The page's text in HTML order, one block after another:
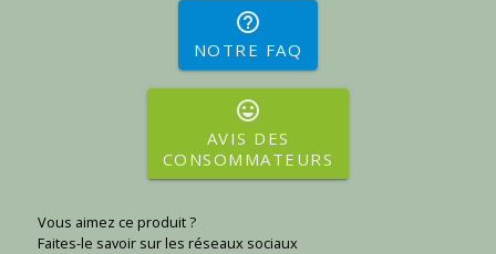
help_outline
NOTRE FAQ
sentiment_very_satisfied
AVIS DES
CONSOMMATEURS
Vous aimez ce produit ?
Faites-le savoir sur les réseaux sociaux